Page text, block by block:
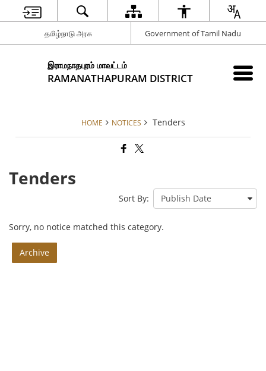
தமிழ்நாடு அரசு Government of Tamil Nadu
இராமநாதபுரம் மாவட்டம்
RAMANATHAPURAM DISTRICT
HOME NOTICES Tenders
Tenders
Sort By:
Sorry, no notice matched this category.
Archive